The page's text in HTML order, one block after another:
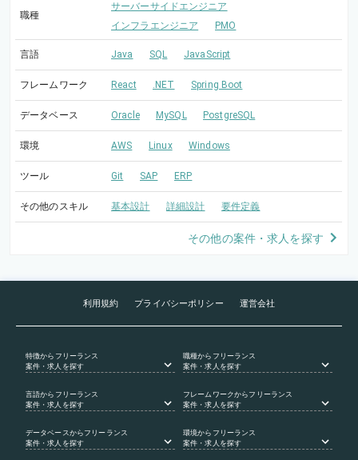
職種
サーバーサイドエンジニア
インフラエンジニア
PMO
言語 Java SQL JavaScript
フレームワーク React .NET Spring Boot
データベース Oracle MySQL PostgreSQL
環境 AWS Linux Windows
ツール Git SAP ERP
その他のスキル 基本設計 詳細設計 要件定義
その他の案件・求人を探す
利用規約 プライバシーポリシー 運営会社
特徴からフリーランス
案件・求人を探す
職種からフリーランス
案件・求人を探す
言語からフリーランス
案件・求人を探す
フレームワークからフリーランス
案件・求人を探す
データベース からフリーランス
案件・求人を探す
環境からフリーランス
案件・求人を探す